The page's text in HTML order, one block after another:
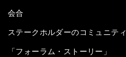
会合
ステークホルダーのコミュニティ
「フォーラム・ストーリー」